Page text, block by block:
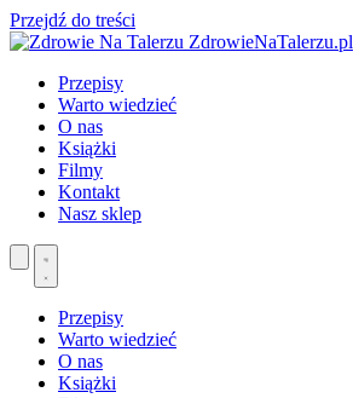
Przejdź do treści
ZdrowieNaTalerzu.pl
Przepisy
Warto wiedzieć
O nas
Książki
Filmy
Kontakt
Nasz sklep
Przepisy
Warto wiedzieć
O nas
Książki